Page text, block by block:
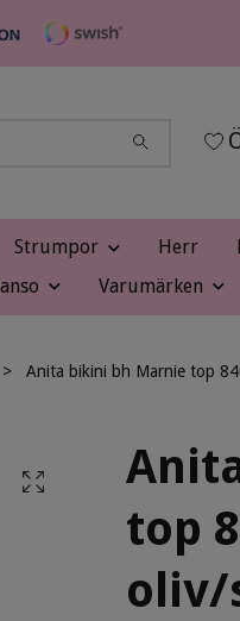
Strumpor Herr
Varumärken
Anita bikini bh Marnie top
top
oliv/